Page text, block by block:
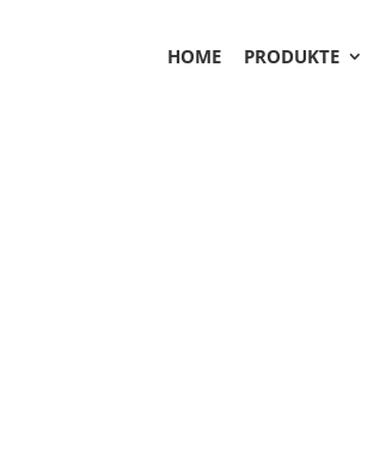
HOME PRODUKTE